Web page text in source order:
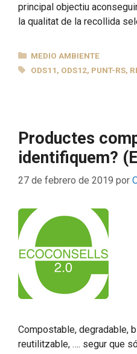
principal objectiu
la qualitat de la recollida
CATEGORÍAS
MEDIO AMBIENTE
ETIQUETAS
ODS11, ODS12, PUNT-RS,
Productes
identifiquem?
27 de febrero de 2019 por
Compostable, degradable,
reutilitzable, …. segur que